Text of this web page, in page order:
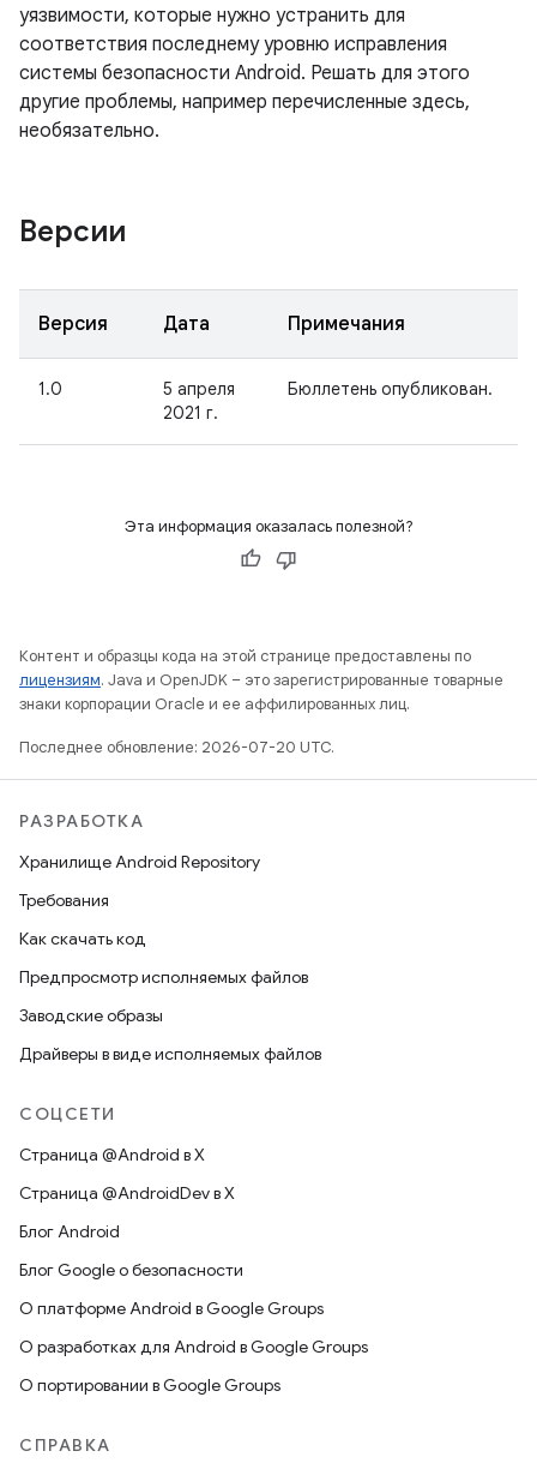
уязвимости, которые нужно устранить для
соответствия последнему уровню исправления
системы безопасности Android. Решать для этого
другие проблемы, например перечисленные здесь,
необязательно.
Версии
Версия Дата Примечания
1.0
5 апреля
2021 г.
Бюллетень опубликован.
Эта информация оказалась полезной?
Контент и образцы кода на этой странице предоставлены по
лицензиям. Java и OpenJDK – это зарегистрированные товарные
знаки корпорации Oracle и ее аффилированных лиц.
Последнее обновление: 2026-07-20 UTC.
РАЗРАБОТКА
Хранилище Android Repository
Требования
Как скачать код
Предпросмотр исполняемых файлов
Заводские образы
Драйверы в виде исполняемых файлов
СОЦСЕТИ
Страница @Android в X
Страница @AndroidDev в X
Блог Android
Блог Google о безопасности
О платформе Android в Google Groups
О разработках для Android в Google Groups
О портировании в Google Groups
СПРАВКА